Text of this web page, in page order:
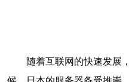
随着互联网的快速发展